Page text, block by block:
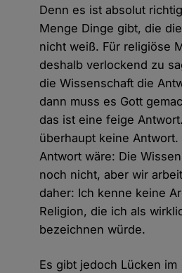
Denn es ist absolut
Menge Dinge gibt, die
nicht weiß. Für religiöse
deshalb verlockend zu
die Wissenschaft die
dann muss es Gott
das ist eine feige
überhaupt keine Antwort.
Antwort wäre: Die
noch nicht, aber wir
daher: Ich kenne keine
Religion, die ich als
bezeichnen würde.
Es gibt jedoch Lücken im